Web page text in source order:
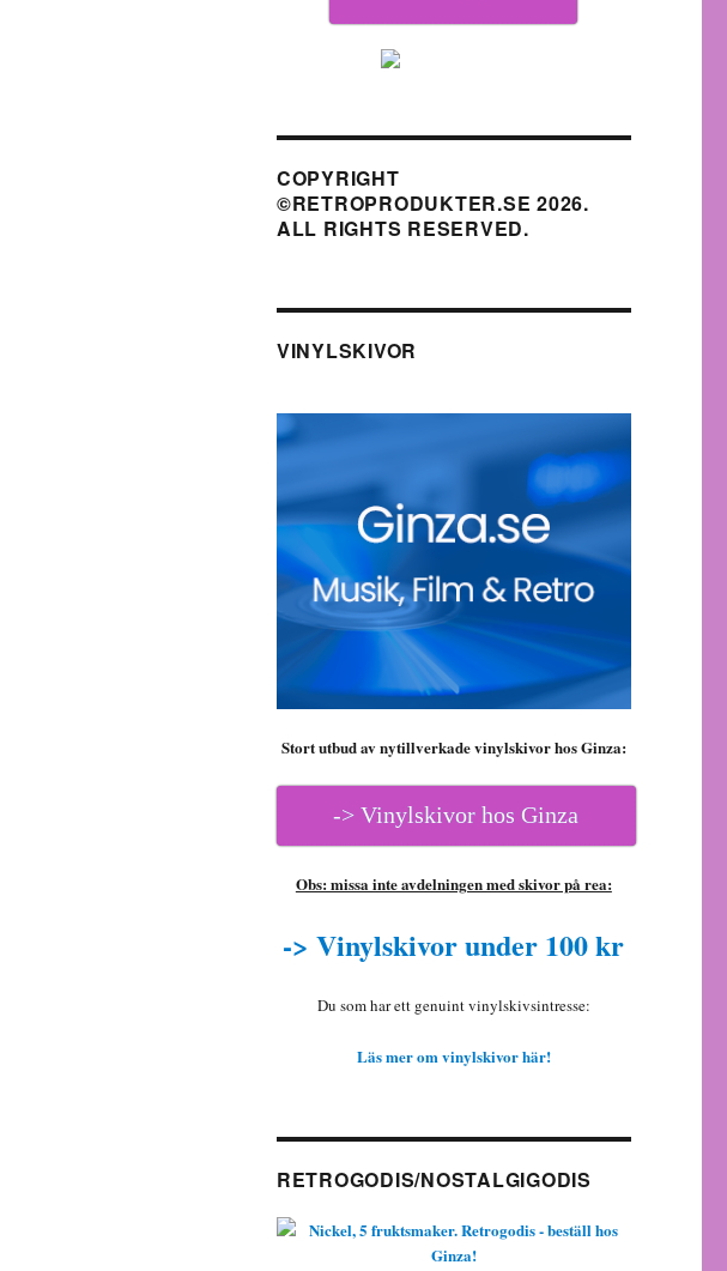
COPYRIGHT
©RETROPRODUKTER.SE 2026.
ALL RIGHTS RESERVED.
VINYLSKIVOR
Stort utbud av nytillverkade vinylskivor hos Ginza:
-> Vinylskivor hos Ginza
Obs: missa inte avdelningen med skivor på rea:
-> Vinylskivor under 100 kr
Du som har ett genuint vinylskivsintresse:
Läs mer om vinylskivor här!
RETROGODIS/NOSTALGIGODIS